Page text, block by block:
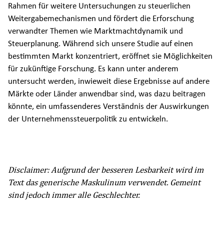
Rahmen für weitere Untersuchungen zu steuerlichen
Weitergabemechanismen und fördert die Erforschung
verwandter Themen wie Marktmachtdynamik und
Steuerplanung. Während sich unsere Studie auf einen
bestimmten Markt konzentriert, eröffnet sie Möglichkeiten
für zukünftige Forschung. Es kann unter anderem
untersucht werden, inwieweit diese Ergebnisse auf andere
Märkte oder Länder anwendbar sind, was dazu beitragen
könnte, ein umfassenderes Verständnis der Auswirkungen
der Unternehmenssteuerpolitik zu entwickeln.
Disclaimer: Aufgrund der besseren Lesbarkeit wird im
Text das generische Maskulinum verwendet. Gemeint
sind jedoch immer alle Geschlechter.